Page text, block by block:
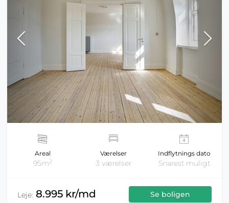
Areal
95m2
Værelser
3 værelser
Indflytnings dato
Snarest muligt
Leje: 8.995 kr/md Se boligen